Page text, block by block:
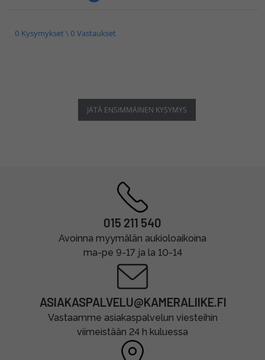
0 Kysymykset \ 0 Vastaukset
JÄTÄ ENSIMMÄINEN KYSYMYS
015 211 540
Avoinna myymälän aukioloaikoina
ma-pe 9-17 ja la 10-14
ASIAKASPALVELU@KAMERALIIKE.FI
Vastaamme asiakaspalvelun viesteihin
viimeistään 24 h kuluessa